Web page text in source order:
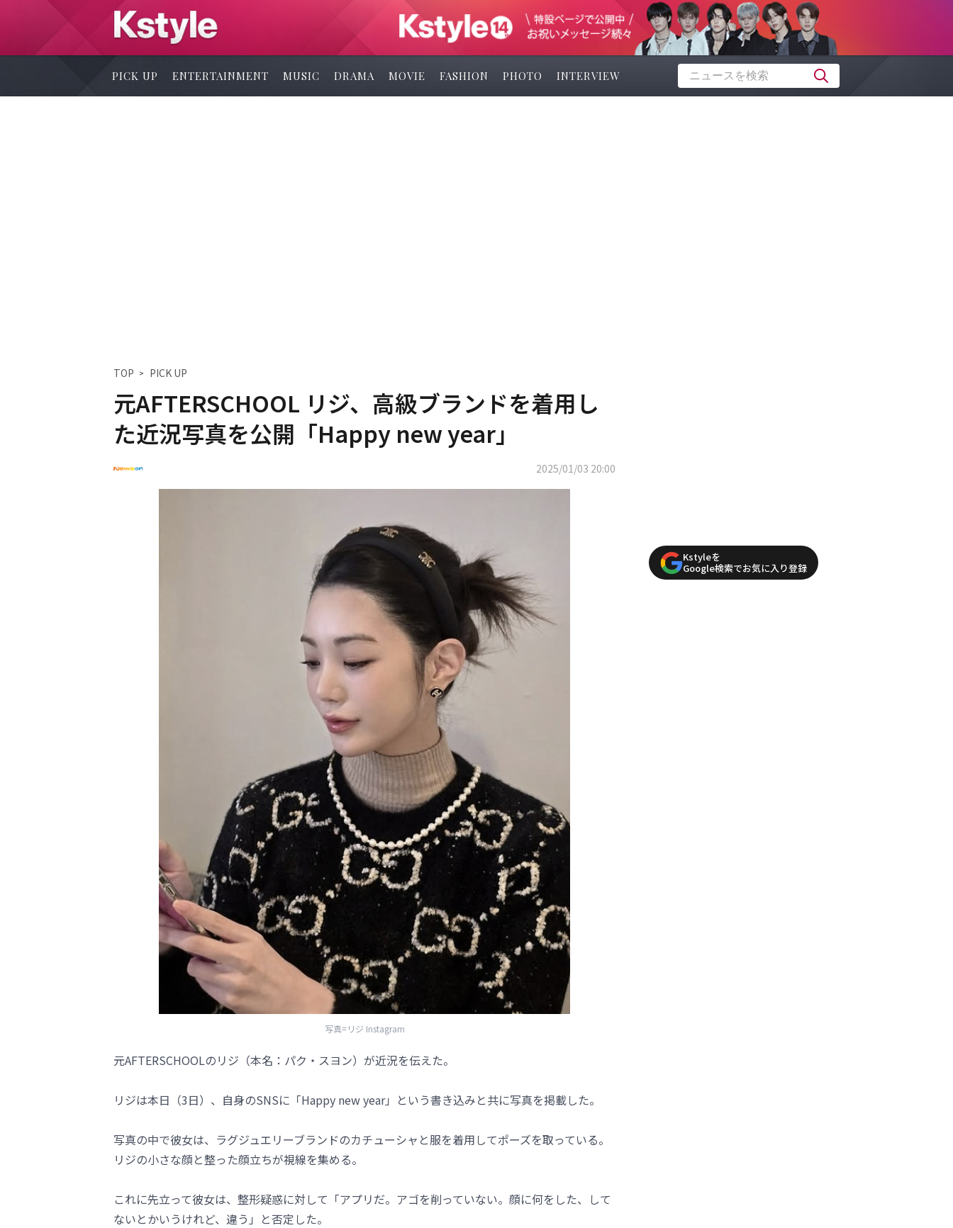
PICK UP ENTERTAINMENT MUSIC DRAMA MOVIE FASHION PHOTO INTERVIEW
TOP PICK UP
元AFTERSCHOOL リジ、高級ブランドを着用し
た近況写真を公開「Happy new year」
2025/01/03 20:00
写真=リジ Instagram
元AFTERSCHOOLのリジ（本名：パク・スヨン）が近況を伝えた。
リジは本日（3日）、自身のSNSに「Happy new year」という書き込みと共に写真を掲載した。
写真の中で彼女は、ラグジュエリーブランドのカチューシャと服を着用してポーズを取っている。
リジの小さな顔と整った顔立ちが視線を集める。
これに先立って彼女は、整形疑惑に対して「アプリだ。アゴを削っていない。顔に何をした、して
ないとかいうけれど、違う」と否定した。
Kstyleを
Google検索でお気に入り登録